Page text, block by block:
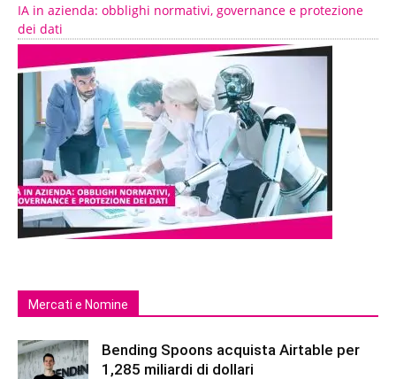
IA in azienda: obblighi normativi, governance e protezione
dei dati
Mercati e Nomine
Bending Spoons acquista Airtable per
1,285 miliardi di dollari